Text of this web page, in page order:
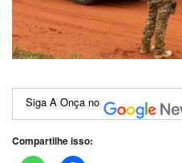
Siga A Onça no
Compartilhe isso: